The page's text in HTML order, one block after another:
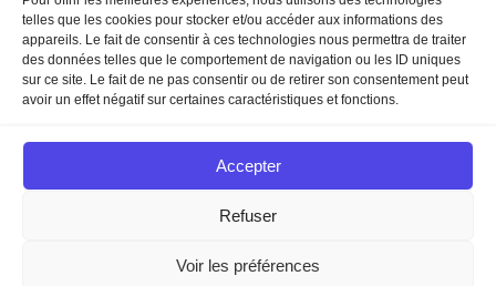
telles que les cookies pour stocker et/ou accéder aux informations des
appareils. Le fait de consentir à ces technologies nous permettra de traiter
des données telles que le comportement de navigation ou les ID uniques
sur ce site. Le fait de ne pas consentir ou de retirer son consentement peut
avoir un effet négatif sur certaines caractéristiques et fonctions.
Accepter
Refuser
Voir les préférences
Politique de confidentialité
Mentions légales
Politique des cookies
Services
LinkedIn
YouTube
© 2026 BGT Consult AI ·